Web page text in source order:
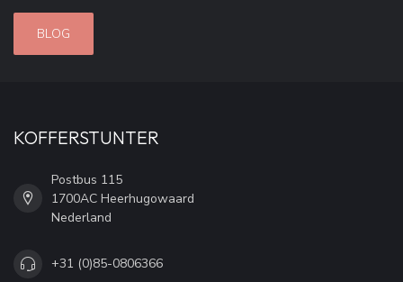
BLOG
KOFFERSTUNTER
Postbus 115
1700AC Heerhugowaard
Nederland
+31 (0)85-0806366